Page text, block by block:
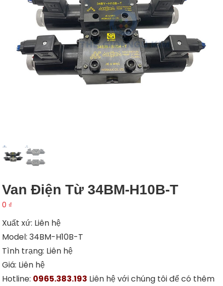
Van Điện Từ 34BM-H10B-T
0 ₫
Xuất xứ: Liên hệ
Model: 34BM-H10B-T
Tình trạng: Liên hệ
Giá: Liên hệ
Hotline: 0965.383.193 Liên hệ với chúng tôi để có thêm